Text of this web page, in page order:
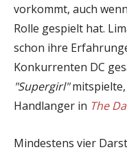
vorkommt, auch
Rolle gespielt hat.
schon ihre
Konkurrenten DC
"Supergirl"mitspielte,
Handlanger in The
Mindestens vier